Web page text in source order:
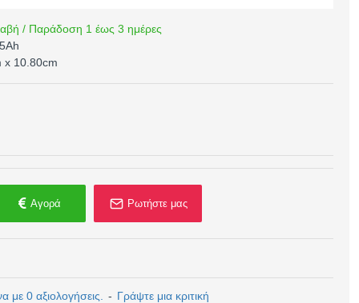
/ Παράδοση 1 έως 3 ημέρες
x 10.80cm
με 0 αξιολογήσεις. - Γράψτε μια κριτική
Αγορά Ρωτήστε μας